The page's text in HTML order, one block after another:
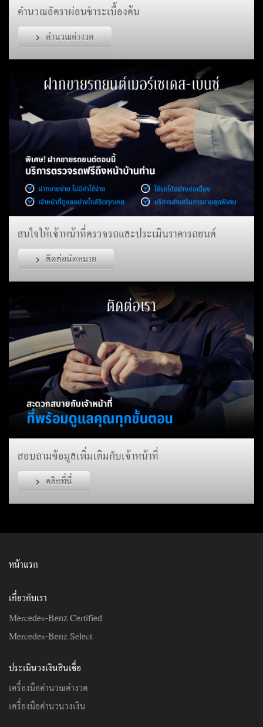
คำนวณอัตราผ่อนชำระเบื้องต้น
คำนวณค่างวด
สนใจให้เจ้าหน้าที่ตรวจรถและประเมินราคารถยนต์
ติดต่อนัดหมาย
สอบถามข้อมูลเพิ่มเติมกับเจ้าหน้าที่
คลิกที่นี่
หน้าแรก
เกี่ยวกับเรา
Mercedes-Benz Certified
Mercedes-Benz Select
ประเมินวงเงินสินเชื่อ
เครื่องมือคำนวณค่างวด
เครื่องมือคำนวนวงเงิน